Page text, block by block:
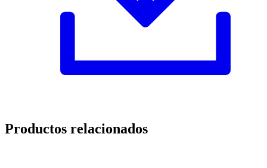
Productos relacionados